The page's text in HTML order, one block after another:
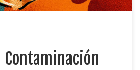
Contaminación